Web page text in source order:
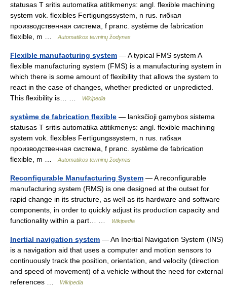
statusas T sritis automatika atitikmenys: angl. flexible machining
system vok. flexibles Fertigungssystem, n rus. гибкая
производственная система, f pranc. système de fabrication
flexible, m …
Automatikos terminų žodynas
Flexible manufacturing system — A typical FMS system A
flexible manufacturing system (FMS) is a manufacturing system in
which there is some amount of flexibility that allows the system to
react in the case of changes, whether predicted or unpredicted.
This flexibility is… …
Wikipedia
système de fabrication flexible — lanksčioji gamybos sistema
statusas T sritis automatika atitikmenys: angl. flexible machining
system vok. flexibles Fertigungssystem, n rus. гибкая
производственная система, f pranc. système de fabrication
flexible, m …
Automatikos terminų žodynas
Reconfigurable Manufacturing System — A reconfigurable
manufacturing system (RMS) is one designed at the outset for
rapid change in its structure, as well as its hardware and software
components, in order to quickly adjust its production capacity and
functionality within a part… …
Wikipedia
Inertial navigation system — An Inertial Navigation System (INS)
is a navigation aid that uses a computer and motion sensors to
continuously track the position, orientation, and velocity (direction
and speed of movement) of a vehicle without the need for external
references …
Wikipedia